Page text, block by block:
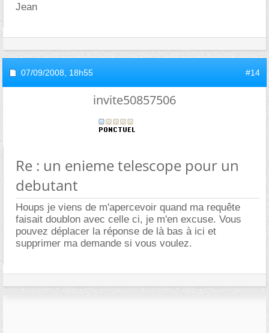
Jean
07/09/2008, 18h55 #14
invite50857506
Re : un enieme telescope pour un
debutant
Houps je viens de m'apercevoir quand ma requête
faisait doublon avec celle ci, je m'en excuse. Vous
pouvez déplacer la réponse de là bas à ici et
supprimer ma demande si vous voulez.